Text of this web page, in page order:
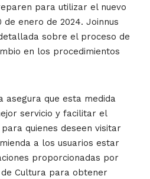
para utilizar el nuevo
enero de 2024. Joinnus
sobre el proceso de
en los procedimientos
asegura que esta medida
servicio y facilitar el
quienes deseen visitar
a los usuarios estar
proporcionadas por
Cultura para obtener